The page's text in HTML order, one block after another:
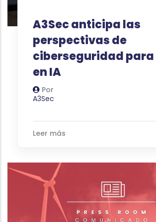
A3Sec anticipa las
perspectivas de
ciberseguridad para
en IA
Por
Autor
A3Sec
Leer más